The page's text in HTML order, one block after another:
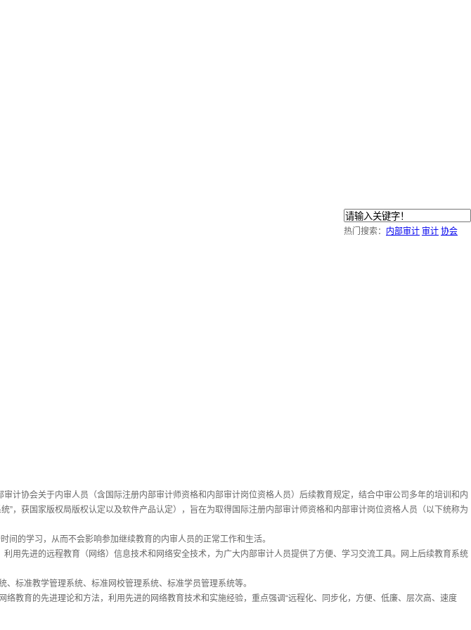
热门搜索： 内部审计 审计 协会
计协会关于内审人员（含国际注册内部审计师资格和内部审计岗位资格人员）后续教育规定 ，结合中审公司多年的培训和内
统”，获国家版权局版权认定以及软件产品认定），旨在为取得国际注册内部审计师资格和内部审计岗位资格人员（以下统称为
的学习，从而不会影响参加继续教育的内审人员的正常工作和生活。
用先进的远程教育（网络）信息技术和网络安全技术， 为广大内部审计人员提供了方便、学习交流工具。网上后续教育系统
标准教学管理系统、标准网校管理系统、标准学员管理系统等。
络教育的先进理论和方法，利用先进的网络教育技术和实施经验，重点强调“远程化、同步化，方便、低廉、层次高、速度